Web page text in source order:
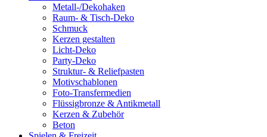
Metall-/Dekohaken
Raum- & Tisch-Deko
Schmuck
Kerzen gestalten
Licht-Deko
Party-Deko
Struktur- & Reliefpasten
Motivschablonen
Foto-Transfermedien
Flüssigbronze & Antikmetall
Kerzen & Zubehör
Beton